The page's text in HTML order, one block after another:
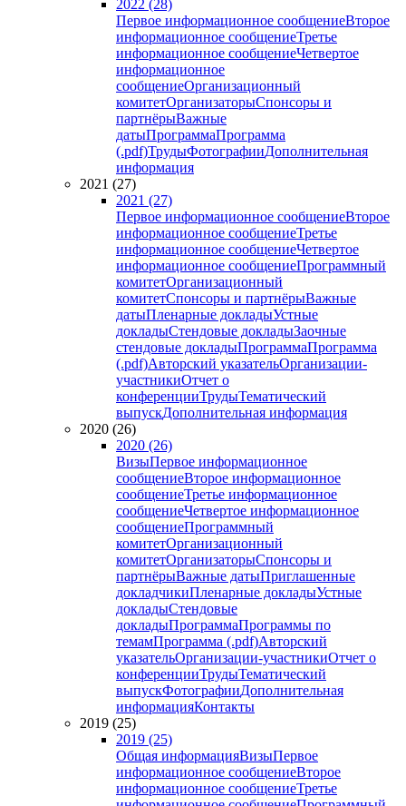
2022 (28)
Первое информационное сообщениеВторое
информационное сообщениеТретье
информационное сообщениеЧетвертое
информационное
сообщениеОрганизационный
комитетОрганизаторыСпонсоры и
партнёрыВажные
датыПрограммаПрограмма
(.pdf)ТрудыФотографииДополнительная
информация
2021 (27)
2021 (27)
Первое информационное сообщениеВторое
информационное сообщениеТретье
информационное сообщениеЧетвертое
информационное сообщениеПрограммный
комитетОрганизационный
комитетСпонсоры и партнёрыВажные
датыПленарные докладыУстные
докладыСтендовые докладыЗаочные
стендовые докладыПрограммаПрограмма
(.pdf)Авторский указательОрганизации-
участникиОтчет о
конференцииТрудыТематический
выпускДополнительная информация
2020 (26)
2020 (26)
ВизыПервое информационное
сообщениеВторое информационное
сообщениеТретье информационное
сообщениеЧетвертое информационное
сообщениеПрограммный
комитетОрганизационный
комитетОрганизаторыСпонсоры и
партнёрыВажные датыПриглашенные
докладчикиПленарные докладыУстные
докладыСтендовые
докладыПрограммаПрограммы по
темамПрограмма (.pdf)Авторский
указательОрганизации-участникиОтчет о
конференцииТрудыТематический
выпускФотографииДополнительная
информацияКонтакты
2019 (25)
2019 (25)
Общая информацияВизыПервое
информационное сообщениеВторое
информационное сообщениеТретье